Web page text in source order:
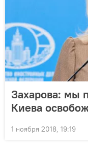
Захарова: мы
Киева
1 ноября 2018, 19:19